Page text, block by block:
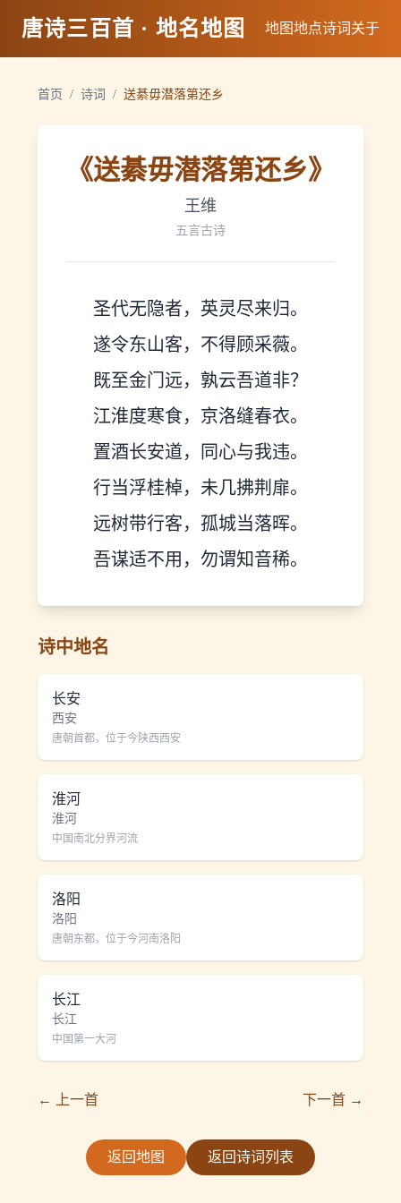
唐诗三百首 · 地名地图 地图地点诗词 关于
首页 / 诗词 / 送綦毋潜落第还乡
《送綦毋潜落第还乡》
王维
五言古诗
圣代无隐者，英灵尽来归。
遂令东山客，不得顾采薇。
既至金门远，孰云吾道非？
江淮度寒食，京洛缝春衣。
置酒长安道，同心与我违。
行当浮桂棹，未几拂荆扉。
远树带行客，孤城当落晖。
吾谋适不用，勿谓知音稀。
诗中地名
长安
西安
唐朝首都，位于今陕西西安
淮河
淮河
中国南北分界河流
洛阳
洛阳
唐朝东都，位于今河南洛阳
长江
长江
中国第一大河
← 上一首 下一首 →
返回地图 返回诗词列表